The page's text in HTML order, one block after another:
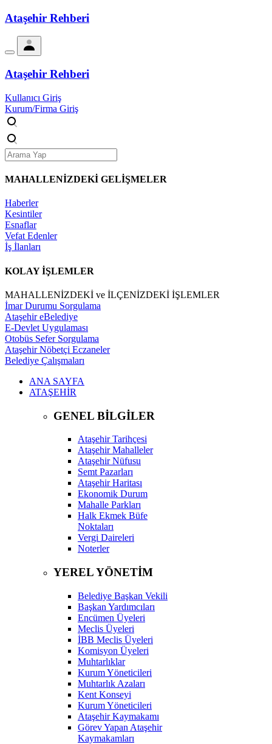
Ataşehir Rehberi
Ataşehir Rehberi
Kullanıcı Giriş
Kurum/Firma Giriş
MAHALLENİZDEKİ GELİŞMELER
Haberler
Kesintiler
Esnaflar
Vefat Edenler
İş İlanları
KOLAY İŞLEMLER
MAHALLENİZDEKİ ve İLÇENİZDEKİ İŞLEMLER
İmar Durumu Sorgulama
Ataşehir eBelediye
E-Devlet Uygulaması
Otobüs Sefer Sorgulama
Ataşehir Nöbetçi Eczaneler
Belediye Çalışmaları
ANA SAYFA
ATAŞEHİR
GENEL BİLGİLER
Ataşehir Tarihçesi
Ataşehir Mahalleler
Ataşehir Nüfusu
Semt Pazarları
Ataşehir Haritası
Ekonomik Durum
Mahalle Parkları
Halk Ekmek Büfe
Noktaları
Vergi Daireleri
Noterler
YEREL YÖNETİM
Belediye Başkan Vekili
Başkan Yardımcıları
Encümen Üyeleri
Meclis Üyeleri
İBB Meclis Üyeleri
Komisyon Üyeleri
Muhtarlıklar
Kurum Yöneticileri
Muhtarlık Azaları
Kent Konseyi
Kurum Yöneticileri
Ataşehir Kaymakamı
Görev Yapan Ataşehir
Kaymakamları